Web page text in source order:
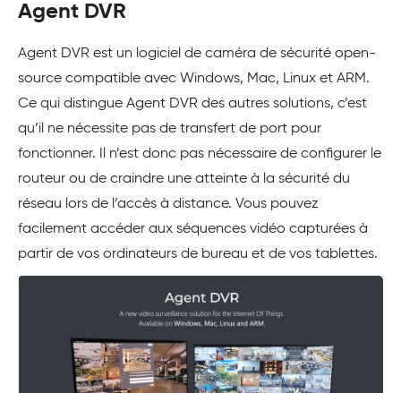
Agent DVR
Agent DVR est un logiciel de caméra de sécurité open-
source compatible avec Windows, Mac, Linux et ARM.
Ce qui distingue Agent DVR des autres solutions, c’est
qu’il ne nécessite pas de transfert de port pour
fonctionner. Il n’est donc pas nécessaire de configurer le
routeur ou de craindre une atteinte à la sécurité du
réseau lors de l’accès à distance. Vous pouvez
facilement accéder aux séquences vidéo capturées à
partir de vos ordinateurs de bureau et de vos tablettes.